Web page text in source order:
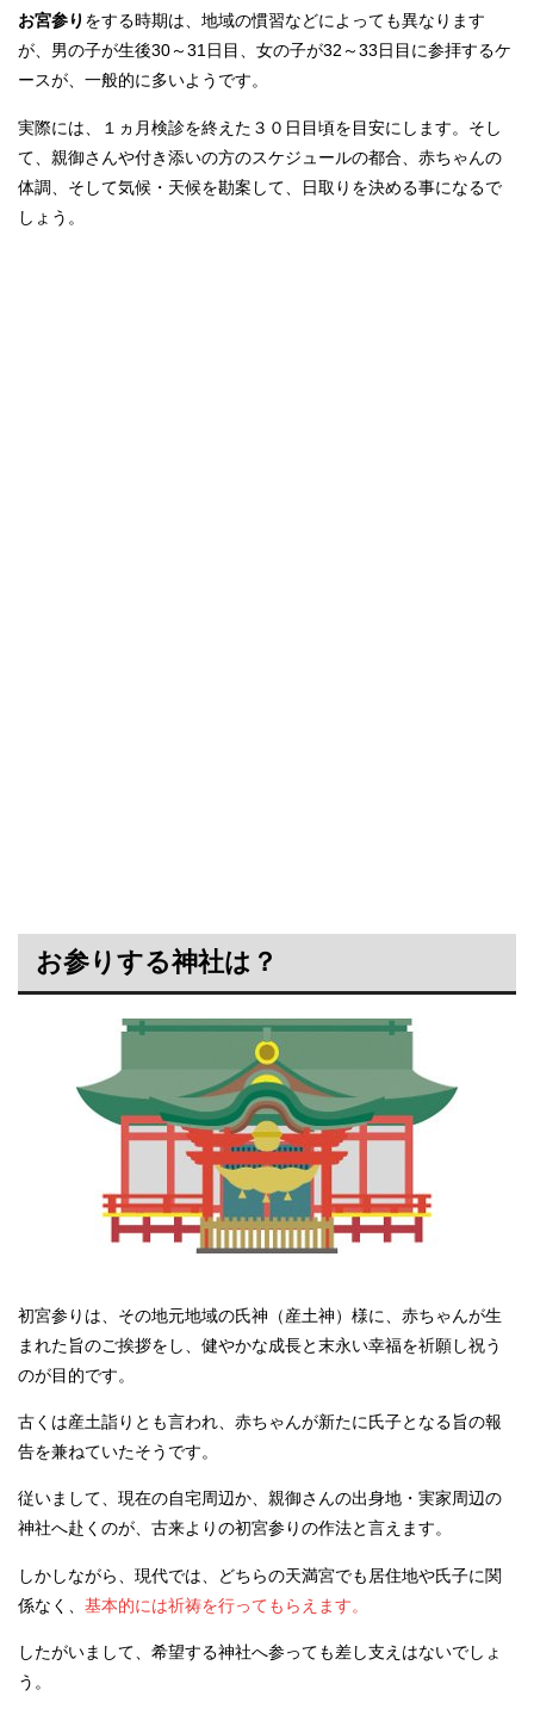
お宮参り をする時期は、地域の慣習などによっても異なります
が、男の子が生後30～31日目、女の子が32～33日目に参拝するケ
ースが、一般的に多いようです。
実際には、１ヵ月検診を終えた３０日目頃を目安にします。そし
て、親御さんや付き添いの方のスケジュールの都合、赤ちゃんの
体調、そして気候・天候を勘案して、日取りを決める事になるで
しょう。
お参りする神社は？
初宮参りは、その地元地域の氏神（産土神）様に、赤ちゃんが生
まれた旨のご挨拶をし、健やかな成長と末永い幸福を祈願し祝う
のが目的です。
古くは産土詣りとも言われ、赤ちゃんが新たに氏子となる旨の報
告を兼ねていたそうです。
従いまして、現在の自宅周辺か、親御さんの出身地・実家周辺の
神社へ赴くのが、古来よりの初宮参りの作法と言えます。
しかしながら、現代では、どちらの天満宮でも居住地や氏子に関
係なく、 基本的には祈祷を行ってもらえます。
したがいまして、希望する神社へ参っても差し支えはないでしょ
う。